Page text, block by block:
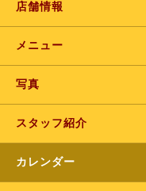
店舗情報
メニュー
写真
スタッフ紹介
カレンダー